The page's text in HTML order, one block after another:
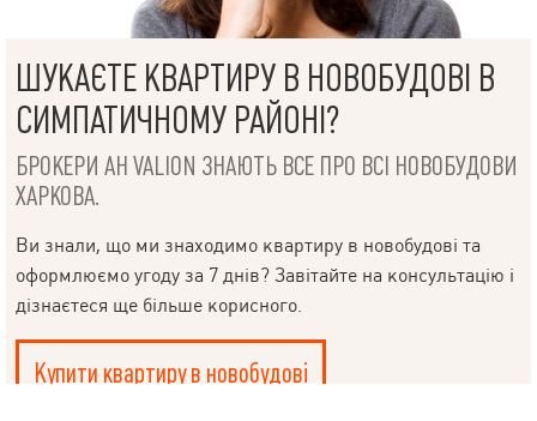
ШУКАЄТЕ КВАРТИРУ В НОВОБУДОВІ В
СИМПАТИЧНОМУ РАЙОНІ?
БРОКЕРИ АН VALION ЗНАЮТЬ ВСЕ ПРО ВСІ НОВОБУДОВИ
ХАРКОВА.
Ви знали, що ми знаходимо квартиру в новобудові та
оформлюємо угоду за 7 днів? Завітайте на консультацію і
дізнаєтеся ще більше корисного.
Купити квартиру в новобудові
НАПИСАТИ
КЕРІВНИКОВІ
© 2019 – 2026 Valion real estate. Всі права захищені.
Plektan— WEB-інтегровані системи управління ріелторськими
компаніями